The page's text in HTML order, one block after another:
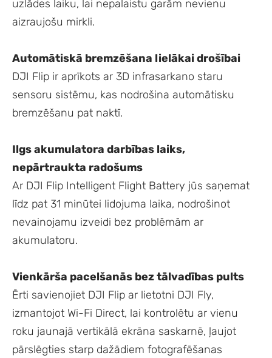
uzlādes laiku, lai nepalaistu garām nevienu
aizraujošu mirkli.
Automātiskā bremzēšana lielākai drošībai
DJI Flip ir aprīkots ar 3D infrasarkano staru
sensoru sistēmu, kas nodrošina automātisku
bremzēšanu pat naktī.
Ilgs akumulatora darbības laiks,
nepārtraukta radošums
Ar DJI Flip Intelligent Flight Battery jūs saņemat
līdz pat 31 minūtei lidojuma laika, nodrošinot
nevainojamu izveidi bez problēmām ar
akumulatoru.
Vienkārša pacelšanās bez tālvadības pults
Ērti savienojiet DJI Flip ar lietotni DJI Fly,
izmantojot Wi-Fi Direct, lai kontrolētu ar vienu
roku jaunajā vertikālā ekrāna saskarnē, ļaujot
pārslēgties starp dažādiem fotografēšanas